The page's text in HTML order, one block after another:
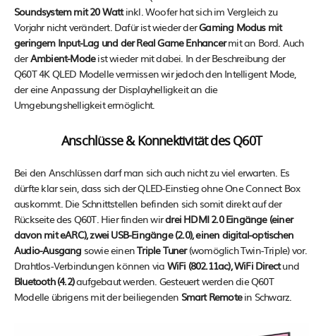
Soundsystem mit 20 Wattinkl. Woofer hat sich im Vergleich zu
Vorjahr nicht verändert. Dafür ist wieder derGaming Modus mit
geringem Input-Lag und der Real Game Enhancermit an Bord. Auch
derAmbient-Modeist wieder mit dabei. In der Beschreibung der
Q60T 4K QLED Modelle vermissen wir jedoch den Intelligent Mode,
der eine Anpassung der Displayhelligkeit an die
Umgebungshelligkeit ermöglicht.
Anschlüsse & Konnektivität des Q60T
Bei den Anschlüssen darf man sich auch nicht zu viel erwarten. Es
dürfte klar sein, dass sich der QLED-Einstieg ohne One Connect Box
auskommt. Die Schnittstellen befinden sich somit direkt auf der
Rückseite des Q60T. Hier finden wirdrei HDMI 2.0 Eingänge (einer
davon mit eARC), zwei USB-Eingänge (2.0), einen digital-optischen
Audio-Ausgang sowie einenTriple Tuner(womöglich Twin-Triple) vor.
Drahtlos-Verbindungen können via WiFi (802.11ac), WiFi Directund
Bluetooth (4.2)aufgebaut werden. Gesteuert werden die Q60T
Modelle übrigens mit der beiliegenden Smart Remotein Schwarz.